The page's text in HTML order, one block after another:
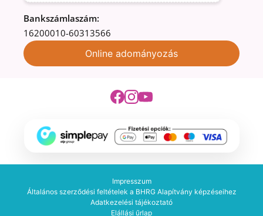
Bankszámlaszám:
16200010-60313566
Online adományozás
Impresszum
Általános szerződési feltételek a BHRG Alapítvány képzéseihez
Adatkezelési tájékoztató
Elállási űrlap